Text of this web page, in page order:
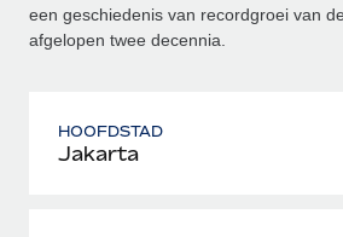
een geschiedenis van recordgroei van
afgelopen twee decennia.
HOOFDSTAD
Jakarta